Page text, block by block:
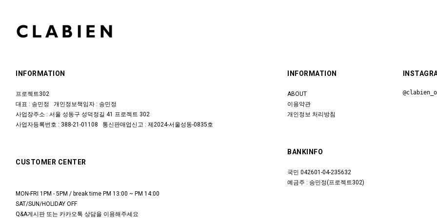
INFORMATION
프로젝트302
대표 : 송민정 개인정보책임자 : 송민정
사업장주소 : 서울 성동구 성덕정길 41 프로젝트 302
사업자등록번호 : 388-21-01108 통신판매업신고 : 제2024-서울성동-0835호
CUSTOMER CENTER
MON-FRI 1PM - 5PM / break time PM 13:00 ~ PM 14:00
SAT/SUN/HOLIDAY OFF
Q&A게시판 또는 카카오톡 상담을 이용해주세요
INFORMATION
ABOUT
이용약관
개인정보 처리방침
BANKINFO
국민 042601-04-235632
예금주 : 송민정(프로젝트302)